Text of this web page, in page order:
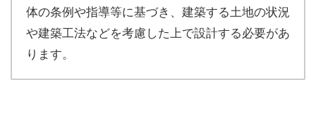
体の条例や指導等に基づき、建築する土地の状況
や建築工法などを考慮した上で設計する必要があ
ります。